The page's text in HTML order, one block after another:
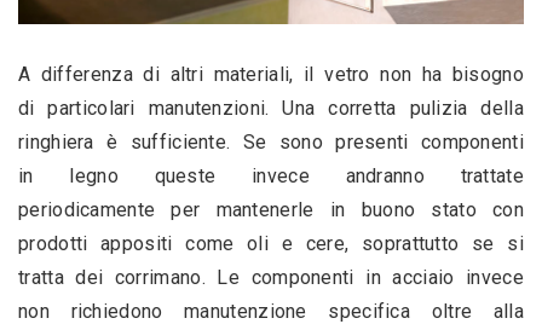
A differenza di altri materiali, il vetro non ha bisogno
di particolari manutenzioni. Una corretta pulizia della
ringhiera è sufficiente. Se sono presenti componenti
in legno queste invece andranno trattate
periodicamente per mantenerle in buono stato con
prodotti appositi come oli e cere, soprattutto se si
tratta dei corrimano. Le componenti in acciaio invece
non richiedono manutenzione specifica oltre alla